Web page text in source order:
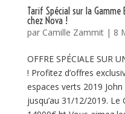
Tarif Spécial sur la Gamme
chez Nova !
par Camille Zammit| 8
OFFRE SPÉCIALE SUR
! Profitez d’offres
espaces verts 2019
jusqu’au 31/12/2019.